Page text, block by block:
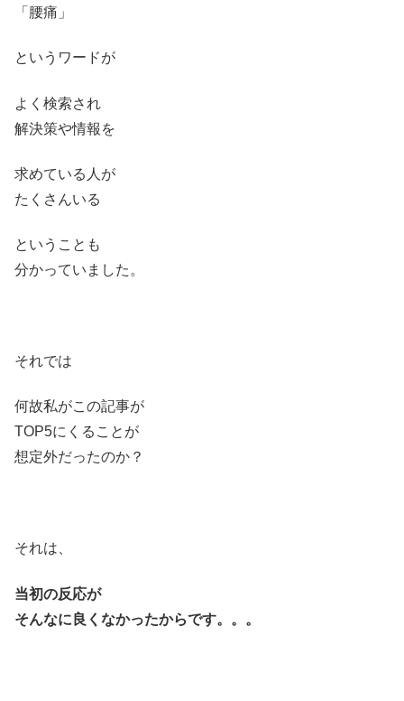
「腰痛」
というワードが
よく検索され
解決策や情報を
求めている人が
たくさんいる
ということも
分かっていました。
それでは
何故私がこの記事が
TOP5にくることが
想定外だったのか？
それは、
当初の反応が
そんなに良くなかったからです。。。